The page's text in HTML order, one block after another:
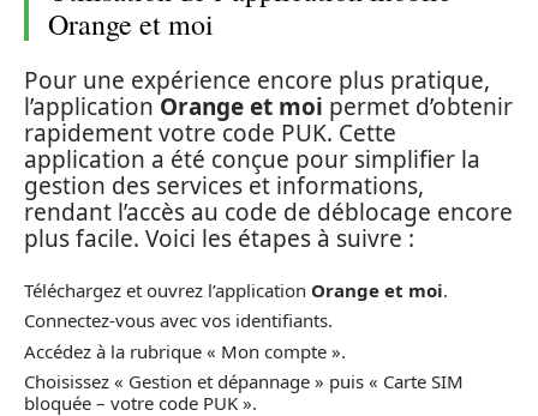
Orange et moi
Pour une expérience encore plus pratique,
l’application Orange et moi permet d’obtenir
rapidement votre code PUK. Cette
application a été conçue pour simplifier la
gestion des services et informations,
rendant l’accès au code de déblocage encore
plus facile. Voici les étapes à suivre :
Téléchargez et ouvrez l’application Orange et moi.
Connectez-vous avec vos identifiants.
Accédez à la rubrique « Mon compte ».
Choisissez « Gestion et dépannage » puis « Carte SIM
bloquée – votre code PUK ».